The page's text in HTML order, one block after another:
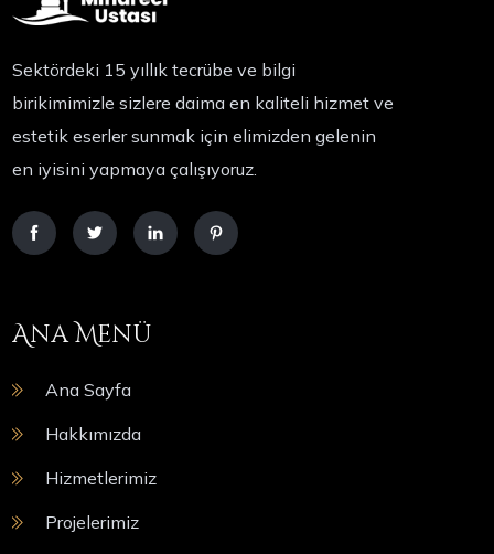
Sektördeki 15 yıllık tecrübe ve bilgi
birikimimizle sizlere daima en kaliteli hizmet ve
estetik eserler sunmak için elimizden gelenin
en iyisini yapmaya çalışıyoruz.
Ana Menü
Ana Sayfa
Hakkımızda
Hizmetlerimiz
Projelerimiz